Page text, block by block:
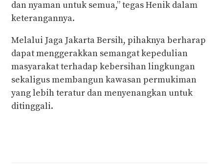
dan nyaman untuk semua,” tegas Henik dalam
keterangannya.
Melalui Jaga Jakarta Bersih, pihaknya berharap
dapat menggerakkan semangat kepedulian
masyarakat terhadap kebersihan lingkungan
sekaligus membangun kawasan permukiman
yang lebih teratur dan menyenangkan untuk
ditinggali.